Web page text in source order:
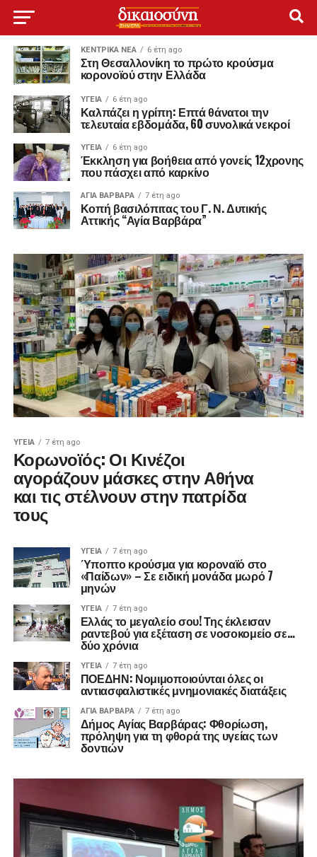
ΚΕΝΤΡΙΚΑ ΝΕΑ 6 έτη ago
Στη Θεσαλλονίκη το πρώτο κρούσμα
κορονοϊού στην Ελλάδα
ΥΓΕΊΑ 6 έτη ago
Καλπάζει η γρίπη: Επτά θάνατοι την
τελευταία εβδομάδα, 60 συνολικά νεκροί
ΥΓΕΊΑ 6 έτη ago
Έκκληση για βοήθεια από γονείς 12χρονης
που πάσχει από καρκίνο
ΑΓΙΑ ΒΑΡΒΑΡΑ 7 έτη ago
Κοπή βασιλόπιτας του Γ. Ν. Δυτικής
Αττικής “Αγία Βαρβάρα”
ΥΓΕΊΑ 7 έτη ago
Κορωνοϊός: Οι Κινέζοι
αγοράζουν μάσκες στην Αθήνα
και τις στέλνουν στην πατρίδα
τους
ΥΓΕΊΑ 7 έτη ago
Ύποπτο κρούσμα για κοροναϊό στο
«Παίδων» – Σε ειδική μονάδα μωρό 7
μηνών
ΥΓΕΊΑ 7 έτη ago
Ελλάς το μεγαλείο σου! Της έκλεισαν
ραντεβού για εξέταση σε νοσοκομείο σε…
δύο χρόνια
ΥΓΕΊΑ 7 έτη ago
ΠΟΕΔΗΝ: Νομιμοποιούνται όλες οι
αντιασφαλιστικές μνημονιακές διατάξεις
ΑΓΙΑ ΒΑΡΒΑΡΑ 7 έτη ago
Δήμος Αγίας Βαρβάρας: Φθορίωση,
πρόληψη για τη φθορά της υγείας των
δοντιών